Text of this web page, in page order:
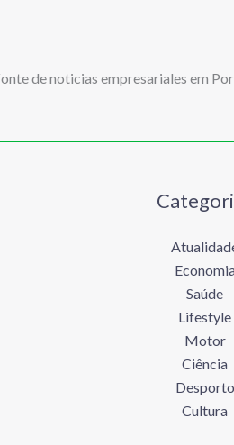
de noticias empresariales em
Saúde
Lifestyle
Motor
Ciência
Desporto
Cultura